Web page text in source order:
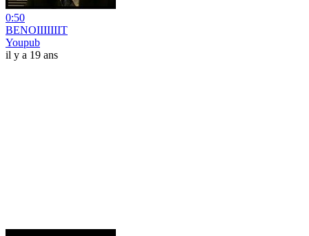
0:50
BENOIIIIIIIT
Youpub
il y a 19 ans